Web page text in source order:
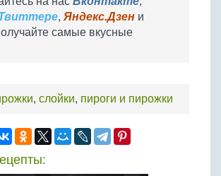
, Яндекс.Дзен и
самые вкусные
, слойки, пироги и пирожки